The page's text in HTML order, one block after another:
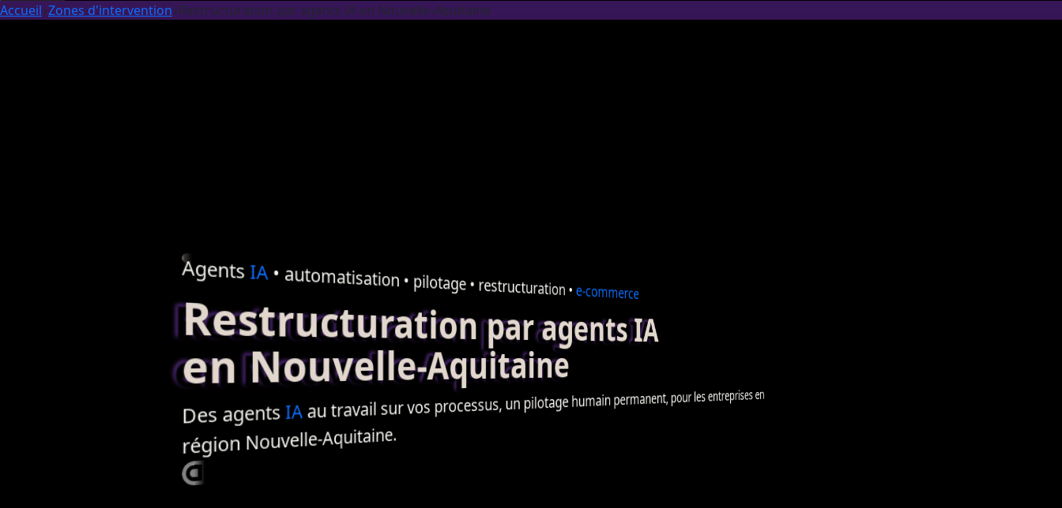
Accueil Zones d'intervention Restructuration par agents IA en Nouvelle-Aquitaine
AgentsIA• automatisation• pilotage• restructuration•e-commerce
Restructuration par agents IA
en Nouvelle-Aquitaine
DesagentsIAau travail sur vosprocessus, unpilotagehumain permanent, pour les entreprises en
région Nouvelle-Aquitaine.